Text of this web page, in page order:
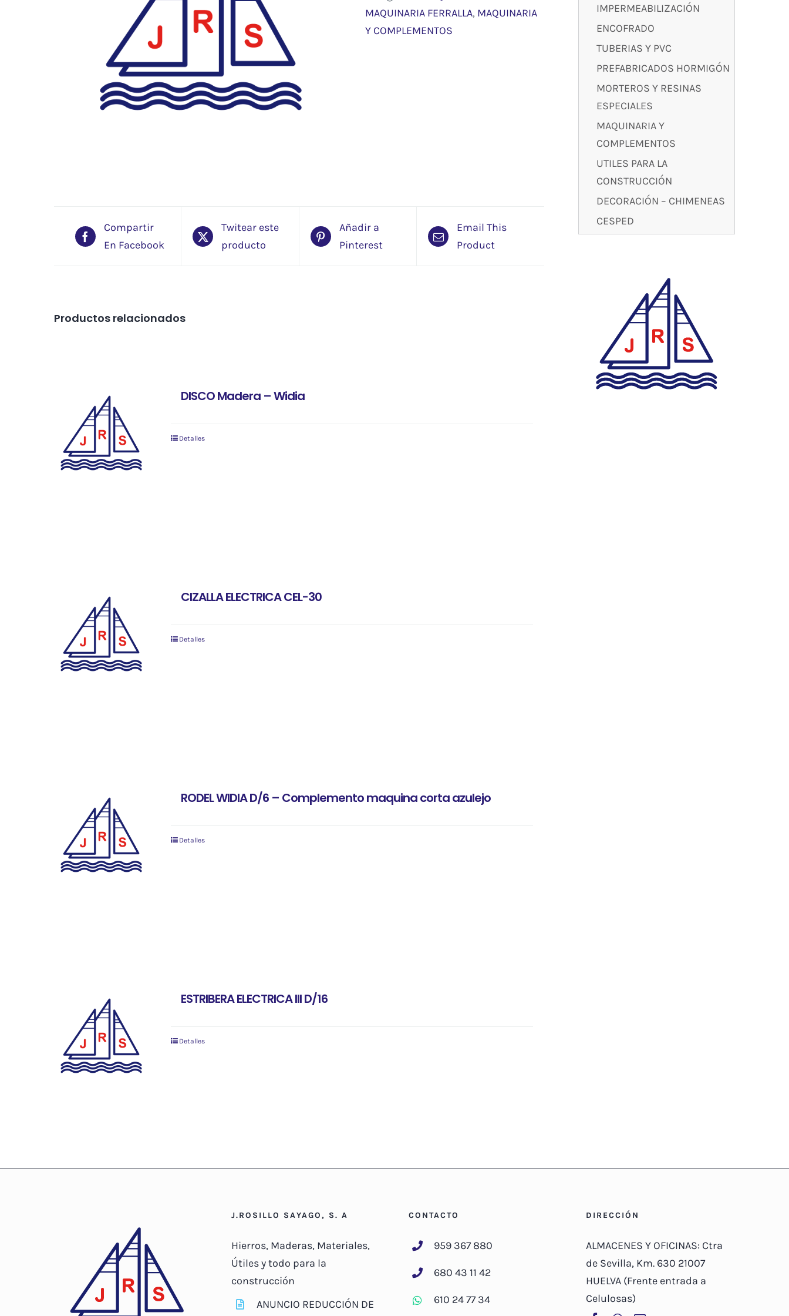
MAQUINARIA FERRALLA, MAQUINARIA
Y COMPLEMENTOS
Compartir
En Facebook
Twitear este
producto
Añadir a
Pinterest
Email This
Product
Productos relacionados
DISCO Madera – Widia
Detalles
CIZALLA ELECTRICA CEL-30
Detalles
RODEL WIDIA D/6 – Complemento maquina corta azulejo
Detalles
ESTRIBERA ELECTRICA III D/16
Detalles
IMPERMEABILIZACIÓN
ENCOFRADO
TUBERIAS Y PVC
PREFABRICADOS HORMIGÓN
MORTEROS Y RESINAS
ESPECIALES
MAQUINARIA Y
COMPLEMENTOS
UTILES PARA LA
CONSTRUCCIÓN
DECORACIÓN – CHIMENEAS
CESPED
J.ROSILLO SAYAGO, S. A
Hierros, Maderas, Materiales,
Útiles y todo para la
construcción
ANUNCIO REDUCCIÓN DE
CONTACTO
959 367 880
680 43 11 42
610 24 77 34
DIRECCIÓN
ALMACENES Y OFICINAS: Ctra
de Sevilla, Km. 630 21007
HUELVA (Frente entrada a
Celulosas)